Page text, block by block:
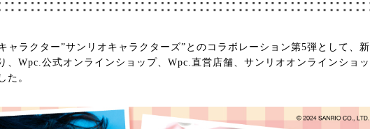
ラクター”サンリオキャラクターズ”とのコラボレーション第5弾として、
、Wpc.公式オンラインショップ、Wpc.直営店舗、サンリオオンラインショ
た。